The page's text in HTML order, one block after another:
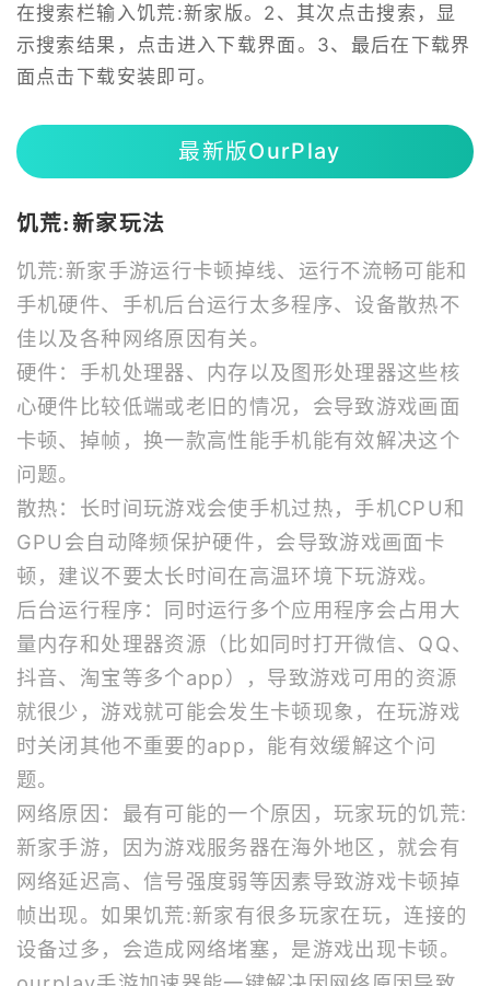
在搜索栏输入饥荒:新家版。2、其次点击搜索，显
示搜索结果，点击进入下载界面。3、最后在下载界
面点击下载安装即可。
最新版OurPlay
饥荒:新家玩法
饥荒:新家手游运行卡顿掉线、运行不流畅可能和
手机硬件、手机后台运行太多程序、设备散热不
佳以及各种网络原因有关。
硬件：手机处理器、内存以及图形处理器这些核
心硬件比较低端或老旧的情况，会导致游戏画面
卡顿、掉帧，换一款高性能手机能有效解决这个
问题。
散热：长时间玩游戏会使手机过热，手机CPU和
GPU会自动降频保护硬件，会导致游戏画面卡
顿，建议不要太长时间在高温环境下玩游戏。
后台运行程序：同时运行多个应用程序会占用大
量内存和处理器资源（比如同时打开微信、QQ、
抖音、淘宝等多个app），导致游戏可用的资源
就很少，游戏就可能会发生卡顿现象，在玩游戏
时关闭其他不重要的app，能有效缓解这个问
题。
网络原因：最有可能的一个原因，玩家玩的饥荒:
新家手游，因为游戏服务器在海外地区，就会有
网络延迟高、信号强度弱等因素导致游戏卡顿掉
帧出现。如果饥荒:新家有很多玩家在玩，连接的
设备过多，会造成网络堵塞，是游戏出现卡顿。